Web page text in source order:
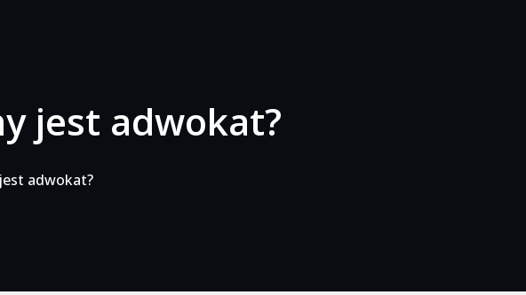
jest adwokat?
adwokat?